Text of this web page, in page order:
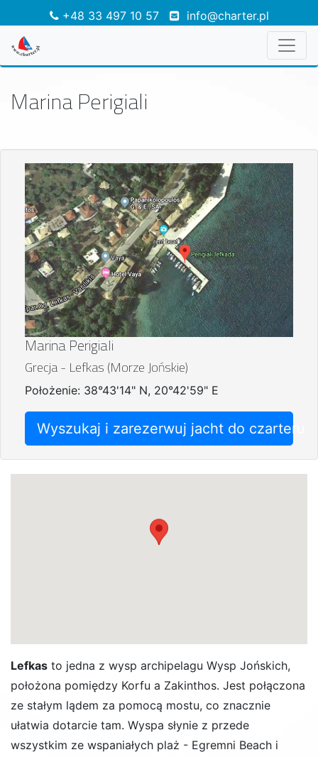
+48 33 497 10 57 info@charter.pl
Marina Perigiali
Marina Perigiali
Grecja - Lefkas (Morze Jońskie)
Położenie: 38°43'14" N, 20°42'59" E
Wyszukaj i zarezerwuj jacht do czarteru
Lefkas to jedna z wysp archipelagu Wysp Jońskich,
położona pomiędzy Korfu a Zakinthos. Jest połączona
ze stałym lądem za pomocą mostu, co znacznie
ułatwia dotarcie tam. Wyspa słynie z przede
wszystkim ze wspaniałych plaż - Egremni Beach i